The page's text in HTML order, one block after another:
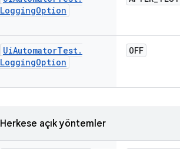
LoggingOption
UiAutomatorTest.
LoggingOption
OFF
Herkese açık yöntemler